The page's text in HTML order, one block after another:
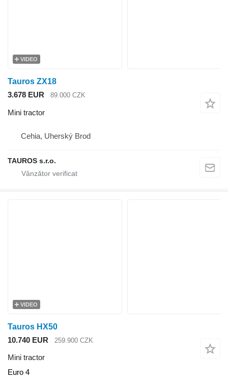
VIDEO
Tauros ZX18
3.678 EUR
89.000 CZK
Mini tractor
Cehia, Uherský Brod
TAUROS s.r.o.
VIDEO
Tauros HX50
10.740 EUR
259.900 CZK
Mini tractor
Euro 4